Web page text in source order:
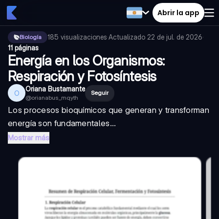
Abrir la app
Biología 185 visualizaciones·Actualizado 22 de jul. de 2026·
11 páginas
Energía en los Organismos:
Respiración y Fotosíntesis
O Oriana Bustamante
@orianabus_mqyth
Seguir
Los procesos bioquímicos que generan y transforman
energía son fundamentales...
Mostrar más